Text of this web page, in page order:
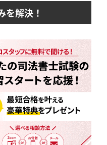
を解決！